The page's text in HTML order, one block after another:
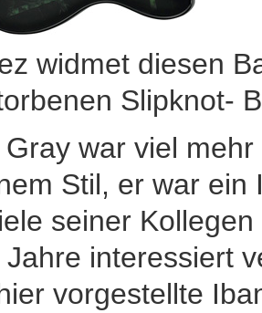
widmet diesen
Slipknot-
Gray war viel
Stil, er war ein
seiner
Jahre interessiert
vorgestellte